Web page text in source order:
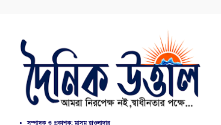
সম্পাদক ও প্রকাশক: মাসুম হাওলাদার